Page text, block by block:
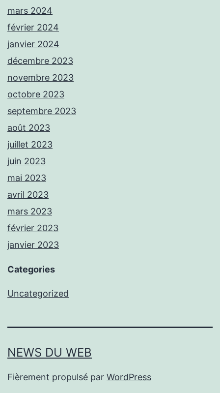
mars 2024
février 2024
janvier 2024
décembre 2023
novembre 2023
octobre 2023
septembre 2023
août 2023
juillet 2023
juin 2023
mai 2023
avril 2023
mars 2023
février 2023
janvier 2023
Categories
Uncategorized
NEWS DU WEB
Fièrement propulsé par WordPress